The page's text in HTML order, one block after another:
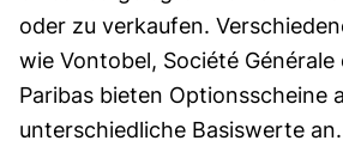
oder zu verkaufen.
wie Vontobel, Société Générale
Paribas bieten Optionsscheine
unterschiedliche Basiswerte an.